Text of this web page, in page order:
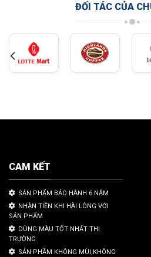
ĐỐI TÁC CỦA
CAM KẾT
SẢN PHẨM BẢO HÀNH 6 NĂM
NHẬN TIỀN KHI HÀI LÒNG VỚI
SẢN PHẨM
DÙNG MÀU TỐT NHẤT THỊ
TRƯỜNG
SẢN PHẦM KHÔNG MÙI,KHÔNG